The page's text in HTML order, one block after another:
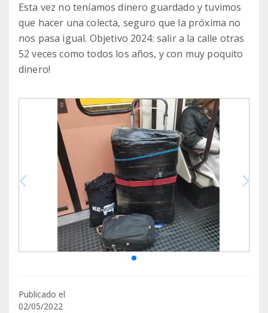
Esta vez no teníamos dinero guardado y tuvimos
que hacer una colecta, seguro que la próxima no
nos pasa igual. Objetivo 2024: salir a la calle otras
52 veces como todos los años, y con muy poquito
dinero!
Publicado el
02/05/2022